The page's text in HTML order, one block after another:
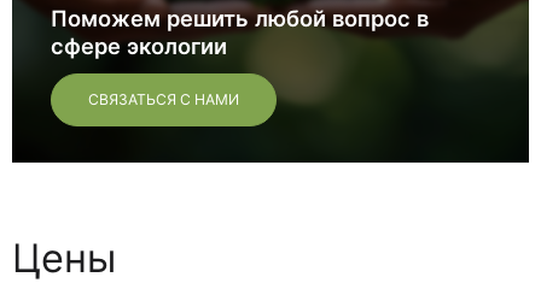
Поможем решить любой вопрос в
сфере экологии
СВЯЗАТЬСЯ С НАМИ
Цены